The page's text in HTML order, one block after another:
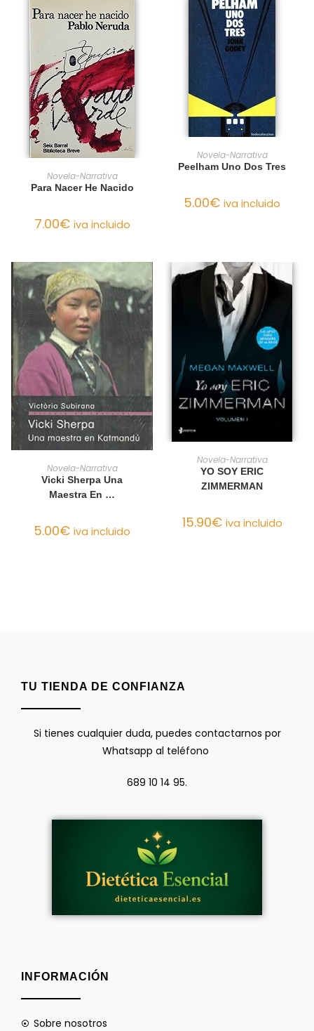
AÑADIR AL CARRITO
Novela-Narrativa
Para Nacer He Nacido
7.00€ iva incluido
AÑADIR AL CARRITO
Novela-Narrativa
Peelham Uno Dos Tres
5.00€ iva incluido
AÑADIR AL CARRITO
Novela-Narrativa
Vicki Sherpa Una
Maestra En …
5.00€ iva incluido
AÑADIR AL CARRITO
Novela-Narrativa
YO SOY ERIC
ZIMMERMAN
15.90€ iva incluido
TU TIENDA DE CONFIANZA
Si tienes cualquier duda, puedes contactarnos por
Whatsapp al teléfono
689 10 14 95.
INFORMACIÓN
Sobre nosotros